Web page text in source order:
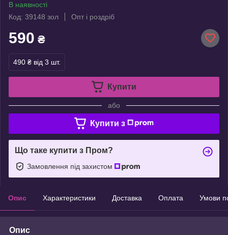
В наявності
Код: 39148 зол
Опт і роздріб
590 ₴
490 ₴ від 3 шт.
Купити
або
Купити з
Що таке купити з Пром?
Замовлення під захистом
Опис Характеристики Доставка Оплата Умови
Опис